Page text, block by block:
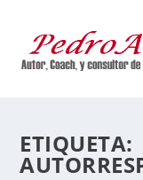
ETIQUETA: